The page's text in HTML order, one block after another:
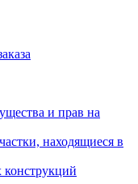
и прав на
находящиеся в